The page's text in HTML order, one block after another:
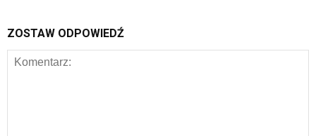
ZOSTAW ODPOWIEDŹ